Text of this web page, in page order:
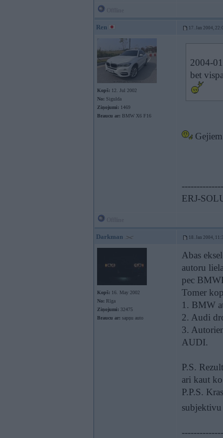
Ren 17. Jan 2004,
Kopš: 12. Jul 2002
No: Sigulda
Ziņojumi: 1469
Braucu ar: BMW X6 F16
2004-
bet
ERJ-
Darkman 18. Jan 2004,
Kopš: 16. May 2002
No: Rīga
Ziņojumi: 32475
Braucu ar: sapņu auto
Abas
autoru
pec
Tomer
1. BMW
2. Audi
3.
AUDI.
P.S.
ari kaut
P.P.S.